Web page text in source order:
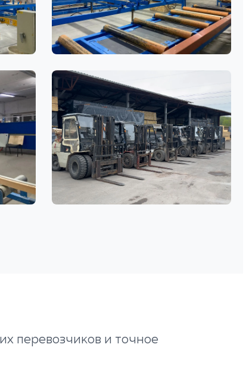
перевозчиков и точное